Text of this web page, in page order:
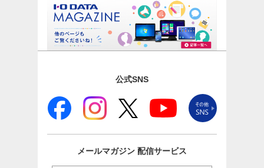
公式SNS
メールマガジン 配信サービス